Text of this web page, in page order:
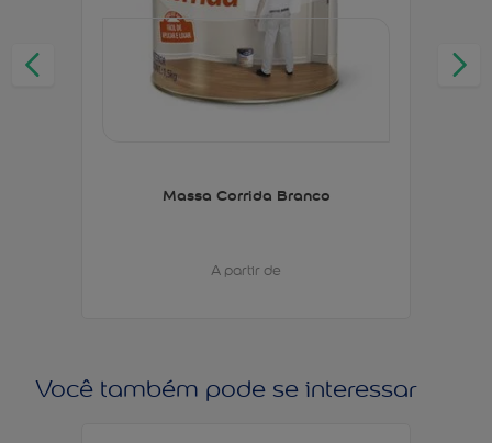
Massa Corrida Branco
A partir de
Você também pode se interessar